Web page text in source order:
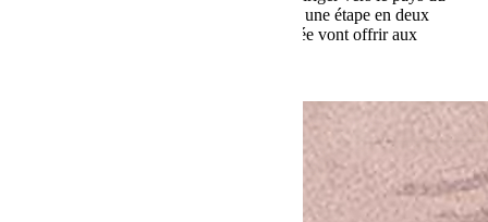
vent. Une étape très rectiligne aujourd’hui, une étape en deux
parties. Les deux premiers tiers de la journée vont offrir aux